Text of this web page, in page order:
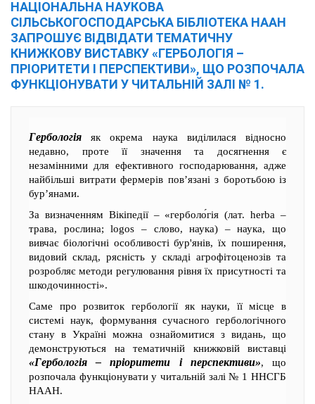
НАЦІОНАЛЬНА НАУКОВА
СІЛЬСЬКОГОСПОДАРСЬКА БІБЛІОТЕКА НААН
ЗАПРОШУЄ ВІДВІДАТИ ТЕМАТИЧНУ
КНИЖКОВУ ВИСТАВКУ «ГЕРБОЛОГІЯ –
ПРІОРИТЕТИ І ПЕРСПЕКТИВИ», ЩО РОЗПОЧАЛА
ФУНКЦІОНУВАТИ У ЧИТАЛЬНІЙ ЗАЛІ № 1.
Гербологія як окрема наука виділилася відносно
недавно, проте її значення та досягнення є
незамінними для ефективного господарювання, адже
найбільші витрати фермерів пов’язані з боротьбою із
бур’янами.
За визначенням Вікіпедії – «герболо́гія (лат. herba –
трава, рослина; logos – слово, наука) – наука, що
вивчає біологічні особливості бур'янів, їх поширення,
видовий склад, рясність у складі агрофітоценозів та
розробляє методи регулювання рівня їх присутності та
шкодочинності».
Саме про розвиток гербології як науки, її місце в
системі наук, формування сучасного гербологічного
стану в Україні можна ознайомитися з видань, що
демонструються на тематичній книжковій виставці
«Гербологія – пріоритети і перспективи», що
розпочала функціонувати у читальній залі № 1 ННСГБ
НААН.